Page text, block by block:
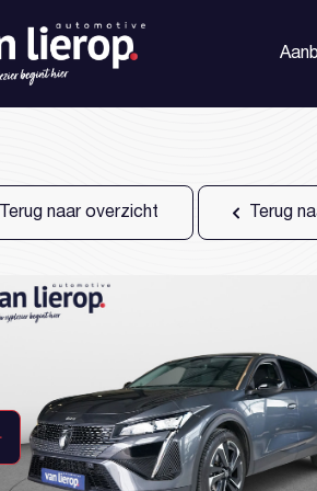
Terug naar overzicht Terug